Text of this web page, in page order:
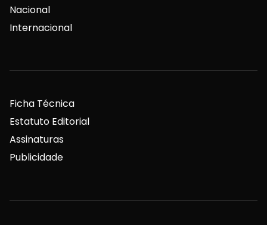
Nacional
Internacional
Ficha Técnica
Estatuto Editorial
Assinaturas
Publicidade